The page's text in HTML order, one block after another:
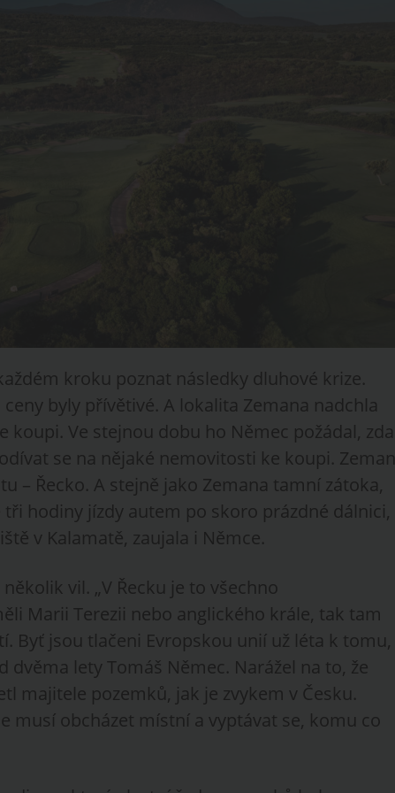
kroku poznat následky dluhové krize.
byly přívětivé. A lokalita Zemana nadchla
koupi. Ve stejnou dobu ho Němec požádal, zda
se na nějaké nemovitosti ke koupi. Zeman
– Řecko. A stejně jako Zemana tamní zátoka,
hodiny jízdy autem po skoro prázdné dálnici,
v Kalamatě, zaujala i Němce.
vil. „V Řecku je to všechno
Marii Terezii nebo anglického krále, tak tam
Byť jsou tlačeni Evropskou unií už léta k tomu,
dvěma lety Tomáš Němec. Narážel na to, že
majitele pozemků, jak je zvykem v Česku.
musí obcházet místní a vyptávat se, komu co